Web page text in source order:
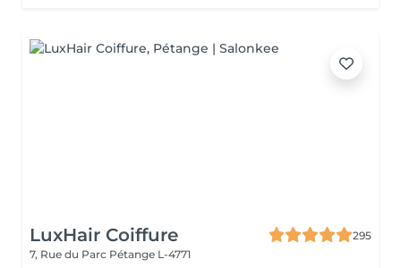
LuxHair Coiffure
295
7, Rue du Parc Pétange L-4771